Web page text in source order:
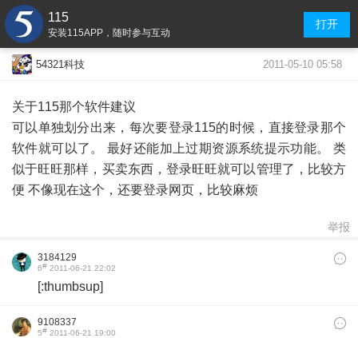
115
安装115APP，随时参与互动
打开
54321科技 2011-05-10 05:58
关于115那个软件建议
可以单独划分出来，每次要登录115的时候，直接登录那个
软件就可以了。 最好还能加上过期资源系统提示功能。 类
似于旺旺那样，买卖东西，登录旺旺就可以管理了，比较方
便 不像现在这个，还要登录网页，比较麻烦
举报
3184129
6# 2011-06-21 22:02
[:thumbsup]
9108337
5# 2011-06-21 19:00